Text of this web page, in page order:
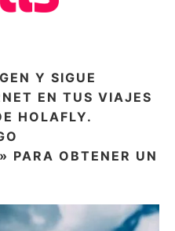
Y SIGUE
EN TUS VIAJES
HOLAFLY.
PARA OBTENER UN